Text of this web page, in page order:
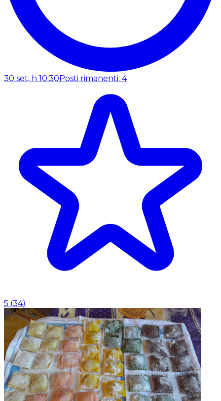
30 set, h 10:30 Posti rimanenti: 4
5 (34)